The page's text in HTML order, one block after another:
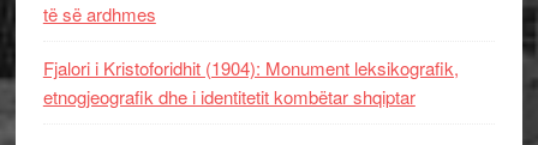
të së ardhmes
Fjalori i Kristoforidhit (1904): Monument leksikografik,
etnogjeografik dhe i identitetit kombëtar shqiptar